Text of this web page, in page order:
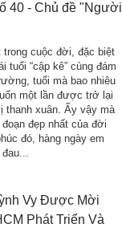
40 - Chủ đề "Người
trong cuộc đời, đặc biệt
tuổi “cập kê” cùng đám
tuổi mà bao nhiêu
một lần được trở lại
thanh xuân. Ấy vậy mà
đẹp nhất của đời
đó, hàng ngày em
Vy Được Mời
Phát Triển Và